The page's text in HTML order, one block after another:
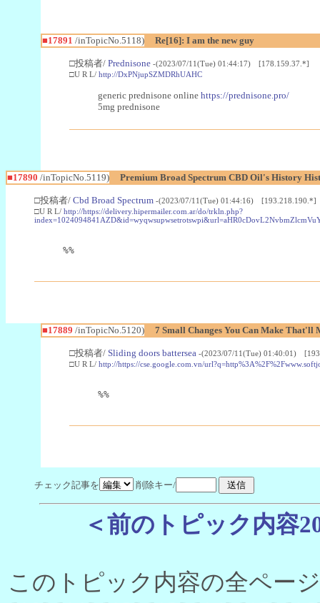
■17891 /inTopicNo.5118) Re[16]: I am the new guy
□投稿者/ Prednisone -(2023/07/11(Tue) 01:44:17) [178.159.37.*]
□U R L/ http://DxPNjupSZMDRhUAHC
generic prednisone online https://prednisone.pro/
5mg prednisone
■17890 /inTopicNo.5119) Premium Broad Spectrum CBD Oil's History
□投稿者/ Cbd Broad Spectrum -(2023/07/11(Tue) 01:44:16) [193.218.190.*]
□U R L/ http://https://delivery.hipermailer.com.ar/do/trkln.php?
%%
■17889 /inTopicNo.5120) 7 Small Changes You Can Make That'll
□投稿者/ Sliding doors battersea -(2023/07/11(Tue) 01:40:01)
□U R L/ http://https://cse.google.com.vn/
%%
チェック記事を 削除キー/
＜前のトピック内容
このトピック内容の全ペー